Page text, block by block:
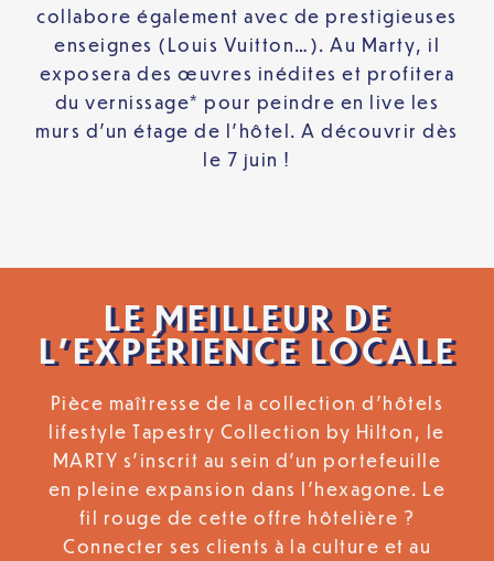
collabore également avec de prestigieuses
enseignes (Louis Vuitton…). Au Marty, il
exposera des œuvres inédites et profitera
du vernissage* pour peindre en live les
murs d’un étage de l’hôtel. A découvrir dès
le 7 juin !
LE MEILLEUR DE
L’EXPÉRIENCE LOCALE
Pièce maîtresse de la collection d’hôtels
lifestyle Tapestry Collection by Hilton, le
MARTY s’inscrit au sein d’un portefeuille
en pleine expansion dans l’hexagone. Le
fil rouge de cette offre hôtelière ?
Connecter ses clients à la culture et au